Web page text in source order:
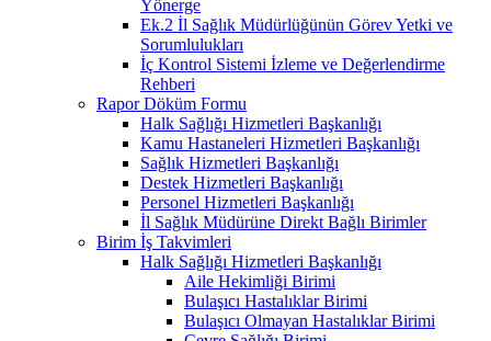
Yönerge
Ek.2 İl Sağlık Müdürlüğünün Görev Yetki ve
Sorumlulukları
İç Kontrol Sistemi İzleme ve Değerlendirme
Rehberi
Rapor Döküm Formu
Halk Sağlığı Hizmetleri Başkanlığı
Kamu Hastaneleri Hizmetleri Başkanlığı
Sağlık Hizmetleri Başkanlığı
Destek Hizmetleri Başkanlığı
Personel Hizmetleri Başkanlığı
İl Sağlık Müdürüne Direkt Bağlı Birimler
Birim İş Takvimleri
Halk Sağlığı Hizmetleri Başkanlığı
Aile Hekimliği Birimi
Bulaşıcı Hastalıklar Birimi
Bulaşıcı Olmayan Hastalıklar Birimi